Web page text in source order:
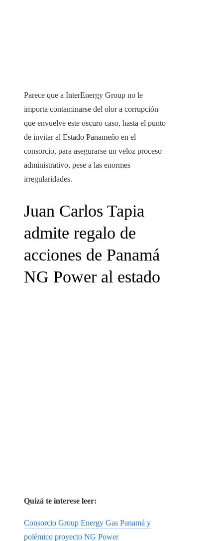
Parece que a InterEnergy Group no le
importa contaminarse del olor a corrupción
que envuelve este oscuro caso, hasta el punto
de invitar al Estado Panameño en el
consorcio, para asegurarse un veloz proceso
administrativo, pese a las enormes
irregularidades.
Juan Carlos Tapia
admite regalo de
acciones de Panamá
NG Power al estado
Quizá te interese leer:
Consorcio Group Energy Gas Panamá y
polémico proyecto NG Power